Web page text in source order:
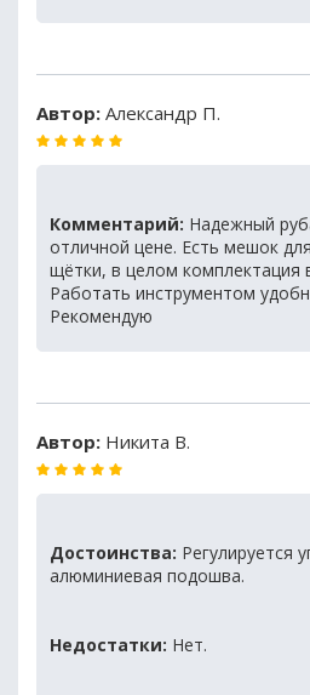
Автор: Александр П.
Комментарий: Надежный
отличной цене. Есть мешок
щётки, в целом комплектация
Работать инструментом
Рекомендую
Автор: Никита В.
Достоинства: Регулируется
алюминиевая подошва.
Недостатки: Нет.